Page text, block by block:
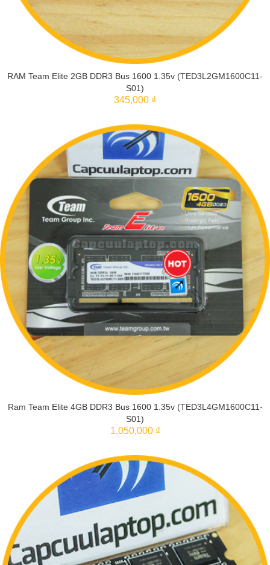
THÊM VÀO GIỎ
RAM Team Elite 2GB DDR3 Bus 1600 1.35v (TED3L2GM1600C11-
S01)
345,000 ₫
THÊM VÀO GIỎ
Ram Team Elite 4GB DDR3 Bus 1600 1.35v (TED3L4GM1600C11-
S01)
1,050,000 ₫